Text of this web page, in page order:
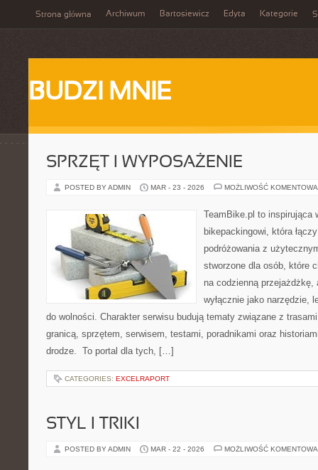
Strona główna Archiwum Bartosiewicz Edyta Kategorie
BUDZI MNIE
SPRZĘT I WYPOSAŻENIE
POSTED BY ADMIN MAR - 23 - 2026 MOŻLIWOŚĆ
TeamBike.pl to inspirująca
bikepackingowi, która
podróżowania z
stworzone dla osób, które
na codzienną przejażdżkę,
wyłącznie jako narzędzie,
do wolności. Charakter serwisu budują tematy związane z
granicą, sprzętem, serwisem, testami, poradnikami oraz
drodze. To portal dla tych, […]
CATEGORIES: EXCELRAPORT
STYL I TRIKI
POSTED BY ADMIN MAR - 22 - 2026 MOŻLIWOŚĆ